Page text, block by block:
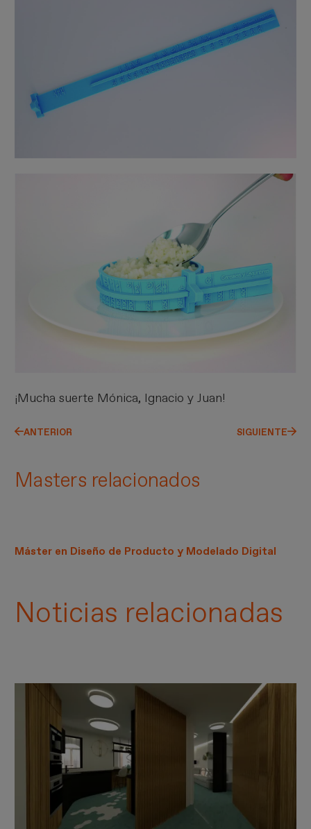
¡Mucha suerte Mónica, Ignacio y Juan!
ANTERIOR SIGUIENTE
Masters relacionados
Máster en Diseño de Producto y Modelado Digital
Noticias relacionadas